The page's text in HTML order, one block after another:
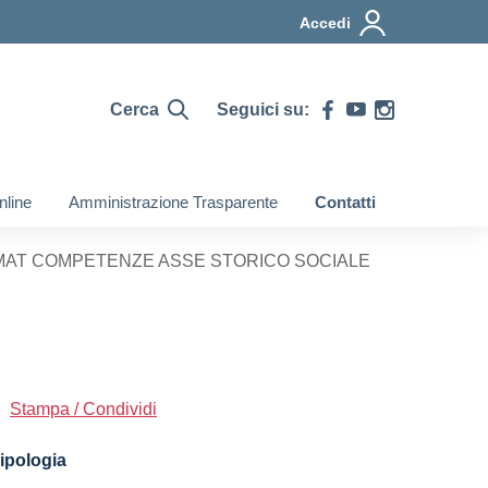
Accedi
Cerca Seguici su:
Amministrazione Trasparente Contatti
COMPETENZE ASSE STORICO SOCIALE
Stampa / Condividi